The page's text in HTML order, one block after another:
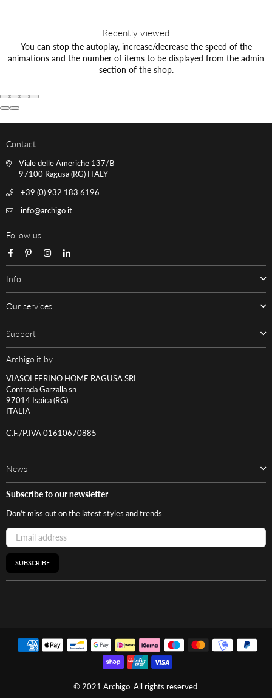
Recently viewed
You can stop the autoplay, increase/decrease the speed of the
animations and the number of items to be displayed from the admin
section of the shop.
Contact
Viale delle Americhe 137/B
97100 Ragusa (RG) ITALY
+39 (0) 932 183 6196
info@archigo.it
Follow us
FacebookPinterestInstagramLinkedin
Info
Our services
Support
Archigo.it by
VIASOLFERINO HOME RAGUSA SRL
Contrada Garzalla sn
97014 Ispica (RG)
ITALIA
C.F./P.IVA 01610670885
News
Subscribe to our newsletter
Don’t miss out on the latest styles and trends
SUBSCRIBE
© 2021 Archigo. All rights reserved.